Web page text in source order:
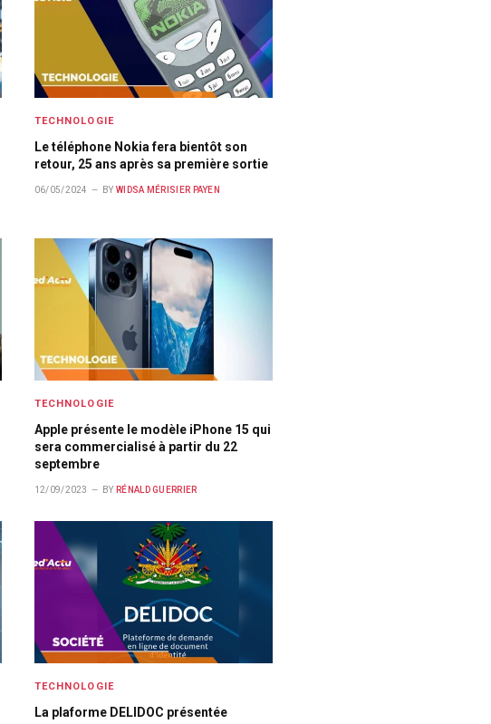
TECHNOLOGIE
Le téléphone Nokia fera bientôt son
retour, 25 ans après sa première sortie
06/05/2024 BY WIDSA MÉRISIER PAYEN
TECHNOLOGIE
Apple présente le modèle iPhone 15 qui
sera commercialisé à partir du 22
septembre
12/09/2023 BY RÉNALD GUERRIER
TECHNOLOGIE
La plaforme DELIDOC présentée